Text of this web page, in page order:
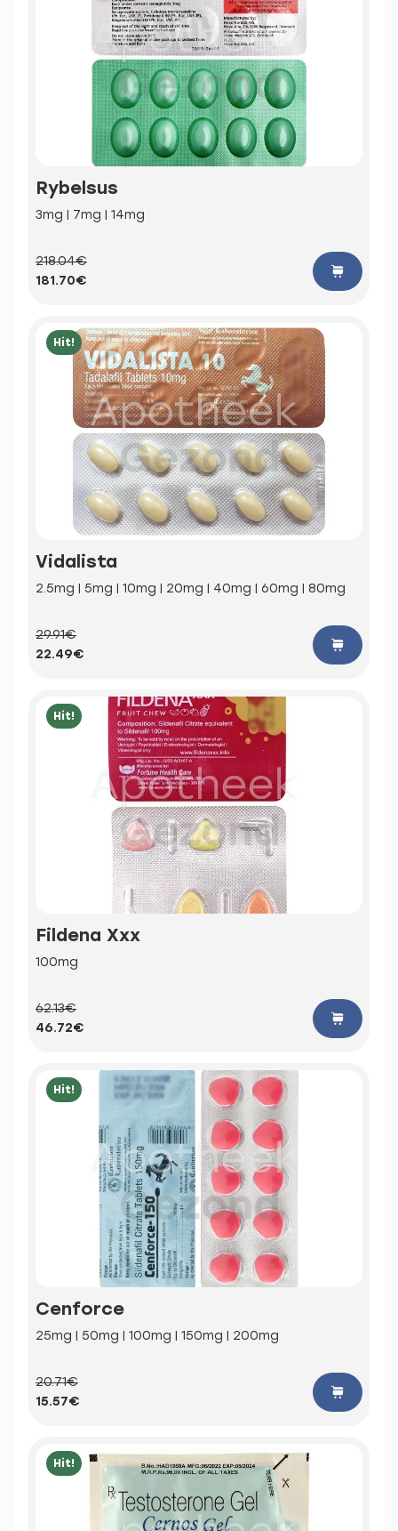
Rybelsus
3mg | 7mg | 14mg
218.04€
181.70€
Hit!
Vidalista
2.5mg | 5mg | 10mg | 20mg | 40mg | 60mg | 80mg
29.91€
22.49€
Hit!
Fildena Xxx
100mg
62.13€
46.72€
Hit!
Cenforce
25mg | 50mg | 100mg | 150mg | 200mg
20.71€
15.57€
Hit!